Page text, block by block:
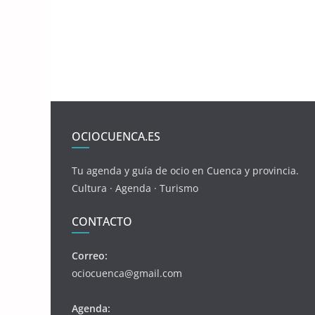
OCIOCUENCA.ES
Tu agenda y guía de ocio en Cuenca y provincia.
Cultura · Agenda · Turismo
CONTACTO
Correo:
ociocuenca@gmail.com
Agenda: